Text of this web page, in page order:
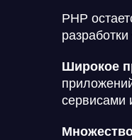
PHP
Широкое
сервисами